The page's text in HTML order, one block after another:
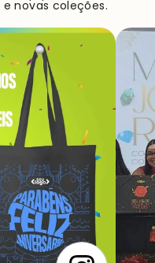
novas coleções.